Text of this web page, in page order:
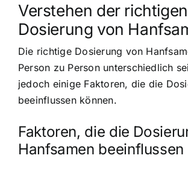
Verstehen der richtigen
Dosierung von
Die richtige Dosierung von
Person zu Person unterschiedlich
jedoch einige Faktoren, die die
beeinflussen können.
Faktoren, die die
Hanfsamen beeinflussen